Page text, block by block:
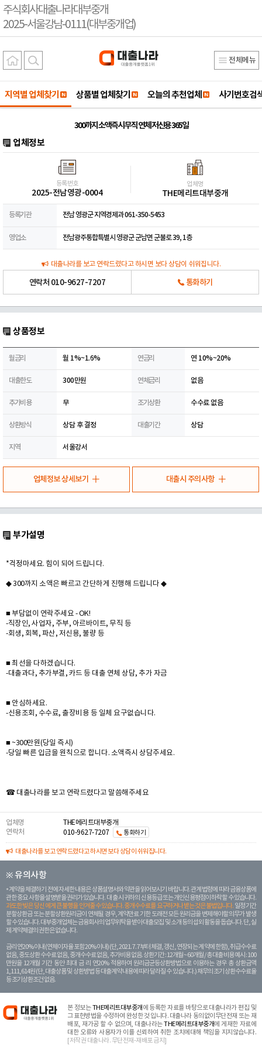
주식회사대출나라대부중개
2025-서울강남-0111(대부중개업)
전체메뉴
지역별 업체찾기 상품별 업체찾기 오늘의 추천업체 사기번호검
300까지 소액즉시 무직 연체 저신용 365일
업체정보
등록번호
2025-전남영광-0004
업체명
THE메리트대부중개
등록기관 전남 영광군 지역경제과 061-350-5453
영업소 전남광주통합특별시 영광군 군남면 군불로 39, 1층
대출나라를 보고 연락드렸다고 하시면 보다 상담이 쉬워집니다.
연락처 010-9627-7207 통화하기
상품정보
월금리 월 1%~1.6% 연금리 연 10%~20%
대출한도 300만원 연체금리 없음
추가비용 무 조기상환 수수료 없음
상환방식 상담 후 결정 대출기간 상담
지역 서울강서
업체정보 상세보기 대출시 주의사항
부가설명
*걱정마세요. 힘이 되어 드립니다.
◆ 300까지 소액은 빠르고 간단하게 진행해 드립니다 ◆
■ 부담없이 연락주세요 - OK!
-직장인, 사업자, 주부, 아르바이트, 무직 등
-회생, 회복, 파산, 저신용, 불량 등
■ 최선을 다하겠습니다.
-대출과다, 추가부결, 카드 등 대출 연체 상담, 추가 자금
■ 안심하세요.
-신용조회, 수수료, 출장비용 등 일체 요구없습니다.
■ ~300만원(당일 즉시)
-당일 빠른 입금을 원칙으로 합니다. 소액즉시 상담주세요.
☎ 대출나라를 보고 연락드렸다고 말씀해주세요
업체명
THE메리트대부중개
연락처
010-9627-7207 통화하기
대출나라를 보고 연락드렸다고 하시면 보다 상담이 쉬워집니다.
※ 유의사항
계약을 체결하기 전에 자세한 내용은 상품설명서와 약관을 읽어보시기 바랍니다. 관계 법령에 따라 금융상품에
관한 중요 사항을 설명받을 권리가 있습니다. 대 출 시 귀하의 신용등급 또는 개인신용평점이 하락할 수 있습니다.
과도한 빚은 당신 에게 큰 불행을 안겨줄 수 있습니다. 중개수수료를 요구하거나 받는 것은 불법입니다. 일정 기간
분할상환금 또는 분할상환원리금이 연체될 경우, 계약만료 기한 도래전 모든 원리금을 변제해야할 의무가 발생
할 수 있습니다. 대부중개업체는 금융회사의 업무위탁을 받아 대출모집 및 소개 등의 섭외 활동을 돕습니다. 단, 실
제 계약체결의 권한은 없습니다.
금리 연20% 이내 (연체이자율 포함 20% 이내) (단, 2021. 7. 7부터 체결, 갱신, 연장되는 계 약에 한함), 취급수수료
없음, 중도상환 수수료 없음, 중개수수료 없음, 추가비용 없음. 상환기간 : 12개월 ~ 60개월 / 총 대출 비용 예시 : 100
만원을 12개월 기간 동안 최대 금 리 연20% 적용하여 원리금균등상환방법으로 이용하는 경우 총 상환금액
1,111,614원 (단, 대출상품 및 상환방법 등 대출계약 내용에 따라 달라질 수 있습니다.) 채무의 조기 상환수수료율
등 조기상환조건 없음.
본 정보는THE메리트대부중개 에 등록한 자료를 바탕으로 대출나라가 편집 및
그 표현방법을 수정하여 완성한 것 입니다. 대출나라 동의없이무단전재 또는 재
배포, 재가공 할 수 없으며, 대출나라는THE메리트대부중개에 게재한 자료에
대한 오류와 사용자가 이를 신뢰하여 취한 조치에대해 책임을 지지않습니다.
[저작권 대출나라. 무단전재-재배포 금지]